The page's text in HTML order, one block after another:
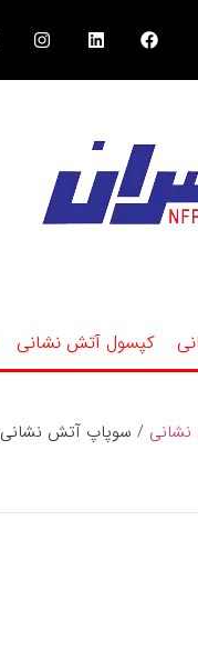
کپسول آتش نشانی
/ سوپاپ آتش نشانی 4 اینچ